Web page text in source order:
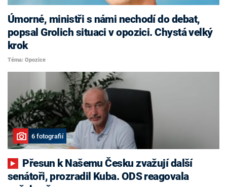
Úmorné, ministři s námi nechodí do debat,
popsal Grolich situaci v opozici. Chystá velký
krok
Téma: Opozice
6 fotografií
senátoři, prozradil Kuba. ODS reagovala